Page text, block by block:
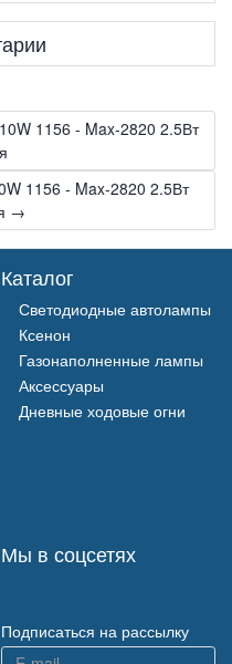
1156 - Max-2820 2.5Вт
1156 - Max-2820 2.5Вт
→
Каталог
Светодиодные автолампы
Ксенон
Газонаполненные лампы
Аксессуары
Дневные ходовые огни
Мы в соцсетях
Подписаться на рассылку